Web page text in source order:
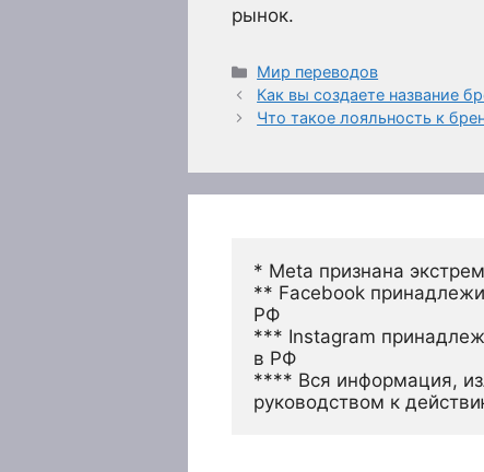
рынок.
Рубрики
Мир переводов
Как вы создаете название
Что такое лояльность к
* Meta признана
** Facebook
РФ
*** Instagram
в РФ
**** Вся информация,
руководством к